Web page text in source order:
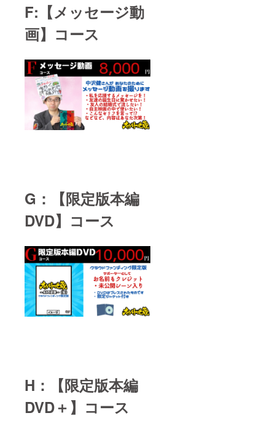
F:【メッセージ動
画】コース
G：【限定版本編
DVD】コース
H：【限定版本編
DVD＋】コース